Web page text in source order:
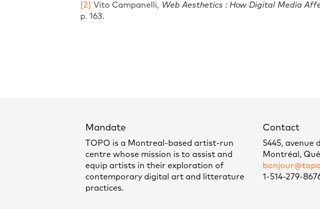
[2] Vito Campanelli, Web Aesthetics : How Digital Media
p. 163.
Mandate
TOPO is a Montreal-based artist-run
centre whose mission is to assist and
equip artists in their exploration of
contemporary digital art and litterature
practices.
Contact
5445, avenue
Montréal,
1-514-279-